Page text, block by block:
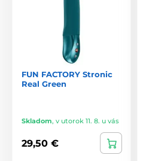
FUN FACTORY Stronic
Real Green
Skladom, v utorok 11. 8. u vás
29,50 €